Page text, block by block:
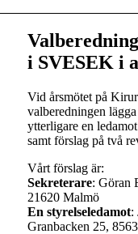
i SVESEK i
Vid årsmötet på
valberedningen
ytterligare en
samt förslag på två
Vårt förslag är:
Sekreterare: Göran
21620 Malmö
En styrelseledamot:
Granbacken 25,